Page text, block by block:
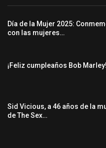
Día de la Mujer 2025:
con las mujeres…
¡Feliz cumpleaños Bob Marley!
Sid Vicious, a 46 años de la
de The Sex…